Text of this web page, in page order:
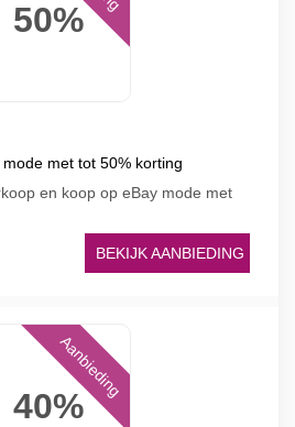
50%
met tot 50% korting
en koop op eBay mode met
BEKIJK AANBIEDING
40%
Aanbieding